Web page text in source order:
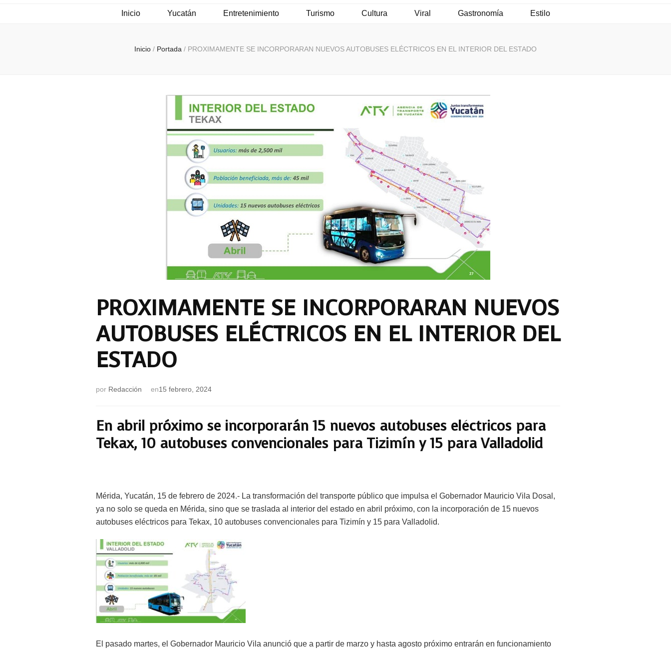
Inicio Yucatán Entretenimiento Turismo Cultura Viral Gastronomía Estilo
Inicio / Portada / PROXIMAMENTE SE INCORPORARAN NUEVOS AUTOBUSES ELÉCTRICOS EN EL INTERIOR DEL ESTADO
PROXIMAMENTE SE INCORPORARAN NUEVOS
AUTOBUSES ELÉCTRICOS EN EL INTERIOR DEL
ESTADO
por Redacción en15 febrero, 2024
En abril próximo se incorporarán 15 nuevos autobuses eléctricos para
Tekax, 10 autobuses convencionales para Tizimín y 15 para Valladolid
Mérida, Yucatán, 15 de febrero de 2024.- La transformación del transporte público que impulsa el Gobernador Mauricio Vila Dosal,
ya no solo se queda en Mérida, sino que se traslada al interior del estado en abril próximo, con la incorporación de 15 nuevos
autobuses eléctricos para Tekax, 10 autobuses convencionales para Tizimín y 15 para Valladolid.
El pasado martes, el Gobernador Mauricio Vila anunció que a partir de marzo y hasta agosto próximo entrarán en funcionamiento